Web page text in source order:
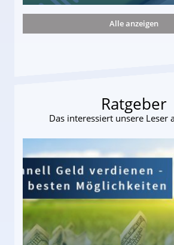
Alle anzeigen
Ratgeber
Das interessiert unsere Leser